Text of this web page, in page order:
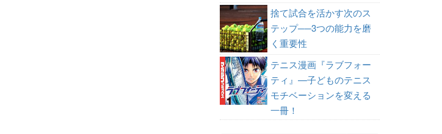
捨て試合を活かす次のス
テップ──3つの能力を磨
く重要性
テニス漫画『ラブフォー
ティ』—子どものテニス
モチベーションを変える
一冊！